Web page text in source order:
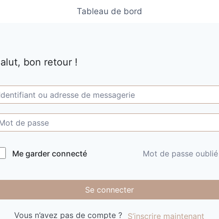
Tableau de bord
bon retour !
Me garder connecté Mot de passe
Se connecter
Vous n’avez pas de compte ? S’inscrire maintenant